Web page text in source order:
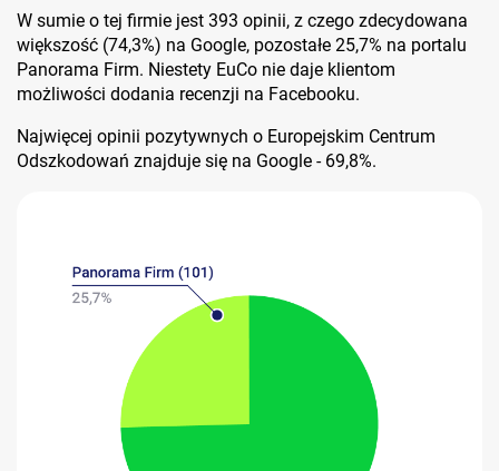
W sumie o tej firmie jest 393 opinii, z czego zdecydowana
większość (74,3%) na Google, pozostałe 25,7% na portalu
Panorama Firm. Niestety EuCo nie daje klientom
możliwości dodania recenzji na Facebooku.
Najwięcej opinii pozytywnych o Europejskim Centrum
Odszkodowań znajduje się na Google - 69,8%.